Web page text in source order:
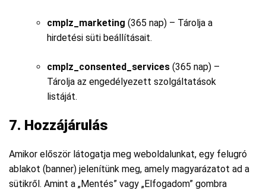
cmplz_marketing (365 nap) – Tárolja a
hirdetési süti beállításait.
cmplz_consented_services (365 nap) –
Tárolja az engedélyezett szolgáltatások
listáját.
7. Hozzájárulás
Amikor először látogatja meg weboldalunkat, egy felugró
ablakot (banner) jelenítünk meg, amely magyarázatot ad a
sütikről. Amint a „Mentés” vagy „Elfogadom” gombra